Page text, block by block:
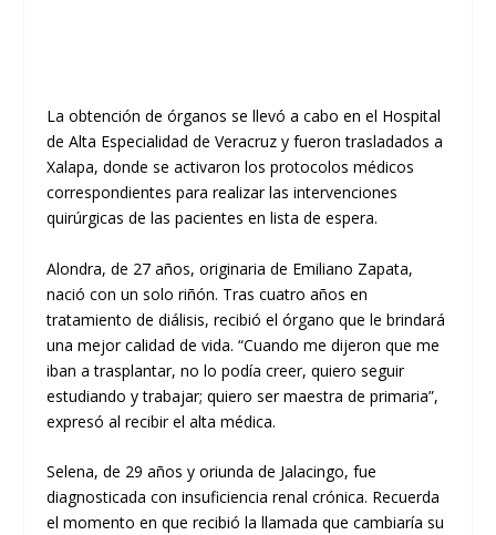
La obtención de órganos se llevó a cabo en el Hospital
de Alta Especialidad de Veracruz y fueron trasladados a
Xalapa, donde se activaron los protocolos médicos
correspondientes para realizar las intervenciones
quirúrgicas de las pacientes en lista de espera.
Alondra, de 27 años, originaria de Emiliano Zapata,
nació con un solo riñón. Tras cuatro años en
tratamiento de diálisis, recibió el órgano que le brindará
una mejor calidad de vida. “Cuando me dijeron que me
iban a trasplantar, no lo podía creer, quiero seguir
estudiando y trabajar; quiero ser maestra de primaria”,
expresó al recibir el alta médica.
Selena, de 29 años y oriunda de Jalacingo, fue
diagnosticada con insuficiencia renal crónica. Recuerda
el momento en que recibió la llamada que cambiaría su